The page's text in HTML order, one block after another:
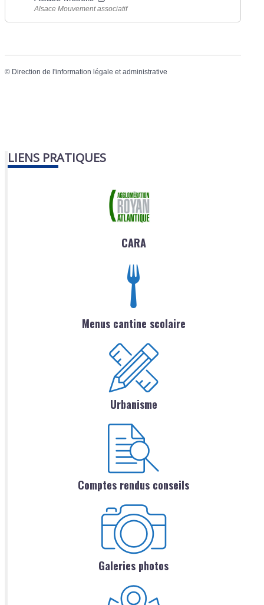
Alsace Mouvement associatif
© Direction de l'information légale et administrative
LIENS PRATIQUES
CARA
Menus cantine scolaire
Urbanisme
Comptes rendus conseils
Galeries photos